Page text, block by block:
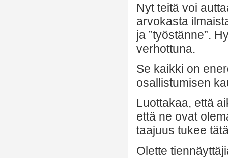
Nyt teitä voi
arvokasta
ja ”työstänne”.
verhottuna.
Se kaikki on
osallistumisen
Luottakaa, että
että ne ovat
taajuus tukee
Olette